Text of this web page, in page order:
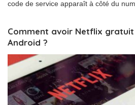
code de service apparaît à côté du
Comment avoir Netflix
Android ?